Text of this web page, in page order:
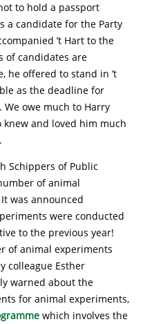
to hold a passport
a candidate for the Party
’t Hart to the
of candidates are
he offered to stand in ’t
as the deadline for
owe much to Harry
and loved him much
Schippers of Public
of animal
was announced
were conducted
to the previous year!
of animal experiments
colleague Esther
warned about the
for animal experiments,
which involves the